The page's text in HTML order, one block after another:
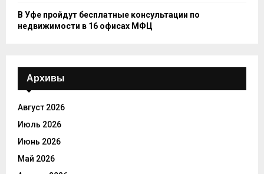
В Уфе пройдут бесплатные консультации по
недвижимости в 16 офисах МФЦ
Архивы
Август 2026
Июль 2026
Июнь 2026
Май 2026